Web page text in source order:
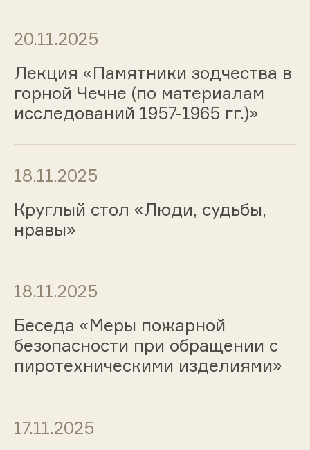
20.11.2025
Лекция «Памятники зодчества в
горной Чечне (по материалам
исследований 1957-1965 гг.)»
18.11.2025
Круглый стол «Люди, судьбы,
нравы»
18.11.2025
Беседа «Меры пожарной
безопасности при обращении с
пиротехническими изделиями»
17.11.2025